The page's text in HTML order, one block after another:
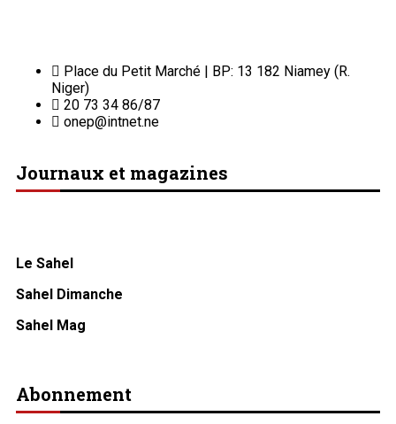
Place du Petit Marché | BP: 13 182 Niamey (R.
Niger)
20 73 34 86/87
onep@intnet.ne
Journaux et magazines
Le Sahel
Sahel Dimanche
Sahel Mag
Abonnement